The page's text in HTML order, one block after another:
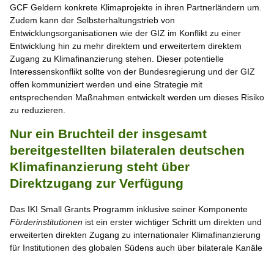
GCF Geldern konkrete Klimaprojekte in ihren Partnerländern um.
Zudem kann der Selbsterhaltungstrieb von
Entwicklungsorganisationen wie der GIZ im Konflikt zu einer
Entwicklung hin zu mehr direktem und erweitertem direktem
Zugang zu Klimafinanzierung stehen. Dieser potentielle
Interessenskonflikt sollte von der Bundesregierung und der GIZ
offen kommuniziert werden und eine Strategie mit
entsprechenden Maßnahmen entwickelt werden um dieses Risiko
zu reduzieren.
Nur ein Bruchteil der insgesamt
bereitgestellten bilateralen deutschen
Klimafinanzierung steht über
Direktzugang zur Verfügung
Das IKI Small Grants Programm inklusive seiner Komponente
Förderinstitutionen ist ein erster wichtiger Schritt um direkten und
erweiterten direkten Zugang zu internationaler Klimafinanzierung
für Institutionen des globalen Südens auch über bilaterale Kanäle